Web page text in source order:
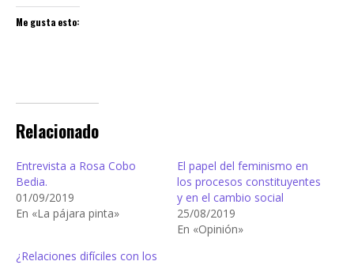
Me gusta esto:
Relacionado
Entrevista a Rosa Cobo
Bedia.
01/09/2019
En «La pájara pinta»
El papel del feminismo en
los procesos constituyentes
y en el cambio social
25/08/2019
En «Opinión»
¿Relaciones difíciles con los